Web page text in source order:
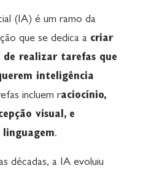
(IA) é um ramo da
que se dedica a criar
de realizar tarefas que
inteligência
incluem raciocínio,
visual, e
.
décadas, a IA evoluiu